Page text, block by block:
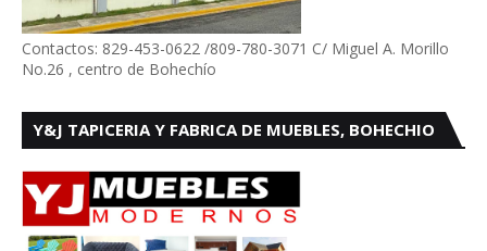
Contactos: 829-453-0622 /809-780-3071 C/ Miguel A. Morillo
No.26 , centro de Bohechío
Y&J TAPICERIA Y FABRICA DE MUEBLES, BOHECHIO